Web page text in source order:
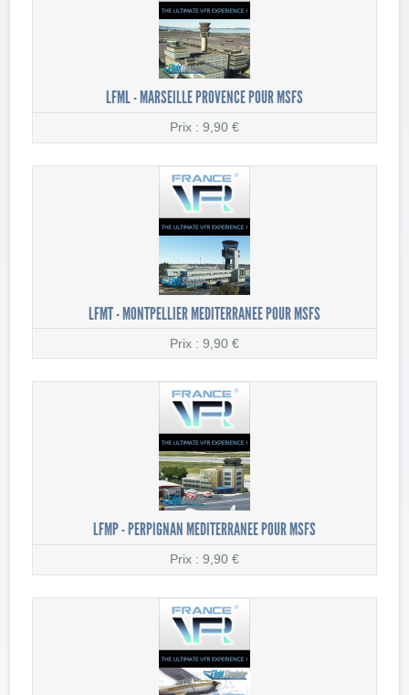
LFML - MARSEILLE PROVENCE POUR MSFS
Prix : 9,90 €
LFMT - MONTPELLIER MEDITERRANEE POUR MSFS
Prix : 9,90 €
LFMP - PERPIGNAN MEDITERRANEE POUR MSFS
Prix : 9,90 €